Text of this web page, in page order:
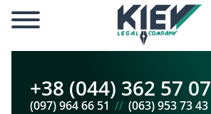
+38 (044) 362 57 07
(097) 964 66 51 // (063) 953 73 43